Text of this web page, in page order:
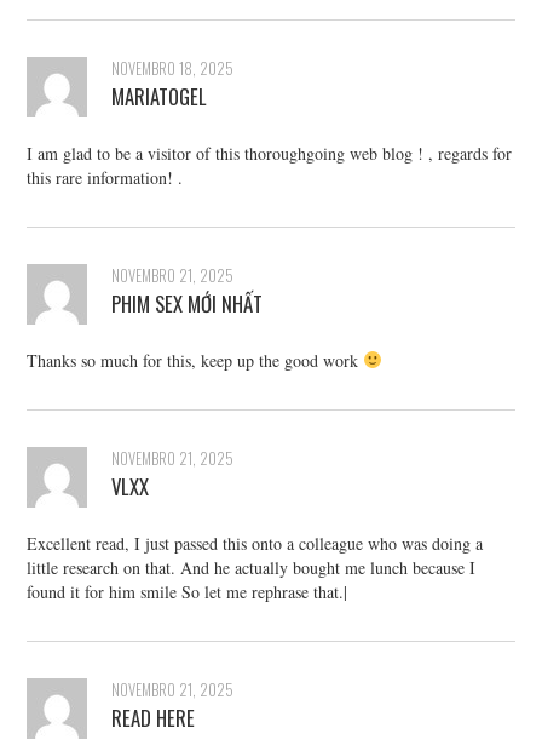
NOVEMBRO 18, 2025
MARIATOGEL
I am glad to be a visitor of this thoroughgoing web blog ! , regards for
this rare information! .
NOVEMBRO 21, 2025
PHIM SEX MỚI NHẤT
Thanks so much for this, keep up the good work
NOVEMBRO 21, 2025
VLXX
Excellent read, I just passed this onto a colleague who was doing a
little research on that. And he actually bought me lunch because I
found it for him smile So let me rephrase that.|
NOVEMBRO 21, 2025
READ HERE